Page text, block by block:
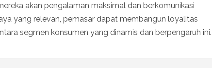
akan pengalaman maksimal dan berkomunikasi
yang relevan, pemasar dapat membangun loyalitas
segmen konsumen yang dinamis dan berpengaruh ini.